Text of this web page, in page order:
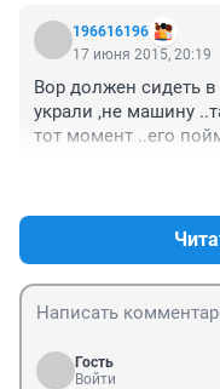
196616196
17 июня 2015, 20:19
Вор должен сидеть
украли ,не машину
тот момент ..его
чужое имущество
Гость
Войти